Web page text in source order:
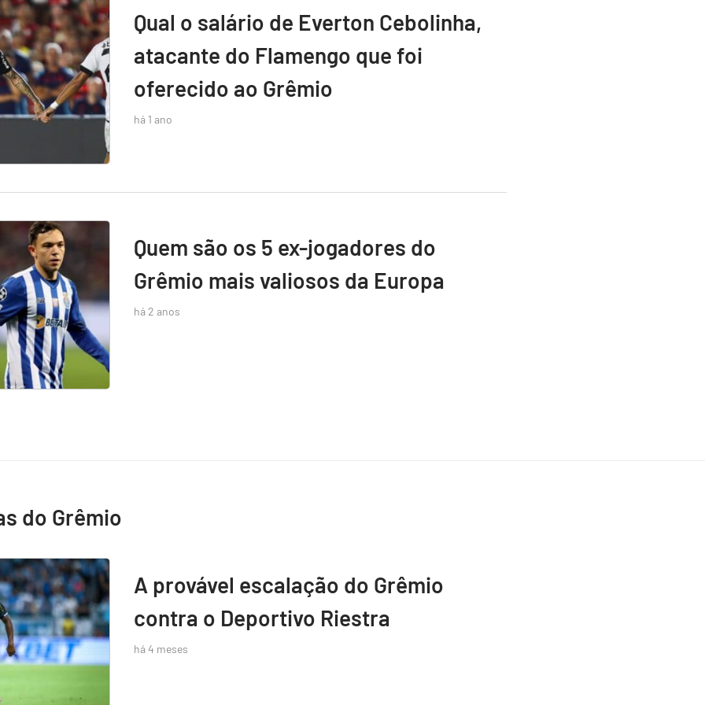
Qual o salário de Everton Cebolinha,
atacante do Flamengo que foi
oferecido ao Grêmio
há 1 ano
Quem são os 5 ex-jogadores do
Grêmio mais valiosos da Europa
há 2 anos
do Grêmio
A provável escalação do Grêmio
contra o Deportivo Riestra
há 4 meses